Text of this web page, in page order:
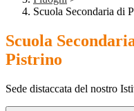
Scuola Secondaria di
Scuola
Pistrino
Sede distaccata del nostro